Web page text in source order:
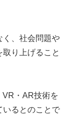
く、社会問題や
り上げること
VR・AR技術を
いるとのことで